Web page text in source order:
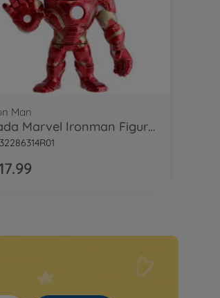
Man
Jada Marvel Ironman Figurine 10CM